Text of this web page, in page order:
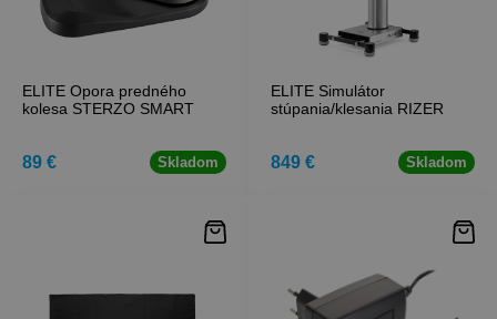
ELITE Opora predného
kolesa STERZO SMART
89 € Skladom
ELITE Simulátor
stúpania/klesania RIZER
849 € Skladom